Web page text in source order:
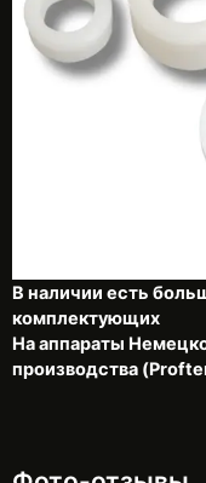
В наличии есть
комплектующих
На аппараты
производства